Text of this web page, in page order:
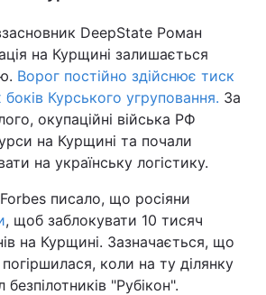
DeepState Роман
на Курщині залишається
Ворог постійно здійснює тиск
боків Курського угруповання. За
окупаційні війська РФ
на Курщині та почали
на українську логістику.
писало, що росіяни
, щоб заблокувати 10 тисяч
на Курщині. Зазначається, що
коли на ту ділянку
безпілотників "Рубікон".